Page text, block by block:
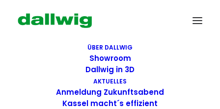
ÜBER DALLWIG
Showroom
Dallwig in 3D
AKTUELLES
Anmeldung Zukunftsabend
Kassel macht´s effizient